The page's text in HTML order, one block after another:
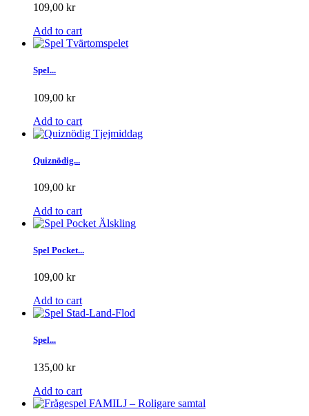
109,00 kr
Add to cart
Spel...
109,00 kr
Add to cart
Quiznödig...
109,00 kr
Add to cart
Spel Pocket...
109,00 kr
Add to cart
Spel...
135,00 kr
Add to cart